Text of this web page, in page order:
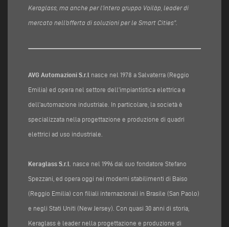
Keraglass, ma anche per l’intero gruppo Voilàp, leader di
mercato nell’offerta di soluzioni per le Smart Cities”.
AVG Automazioni S.r.l nasce nel 1978 a Salvaterra (Reggio
Emilia) ed opera nel settore dell’impiantistica elettrica e
dell’automazione industriale. In particolare, la società è
specializzata nella progettazione e produzione di quadri
elettrici ad uso industriale.
Keraglass S.r.l . nasce nel 1996 dal suo fondatore Stefano
Spezzani, ed opera oggi nei moderni stabilimenti di Baiso
(Reggio Emilia) con filiali internazionali in Brasile (San Paolo)
e negli Stati Uniti (New Jersey). Con quasi 30 anni di storia,
Keraglass è leader nella progettazione e produzione di